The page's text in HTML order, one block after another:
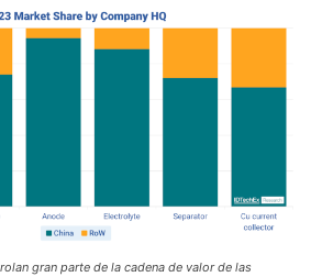
gran parte de la cadena de valor de las